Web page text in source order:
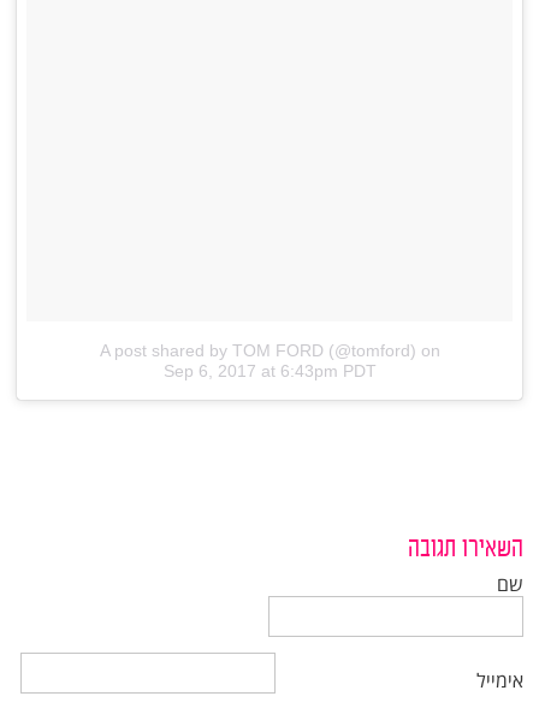
A post shared by TOM FORD (@tomford) on
Sep 6, 2017 at 6:43pm PDT
השאירו תגובה
שם
אימייל